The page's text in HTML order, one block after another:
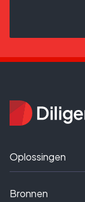
Oplossingen
Bronnen